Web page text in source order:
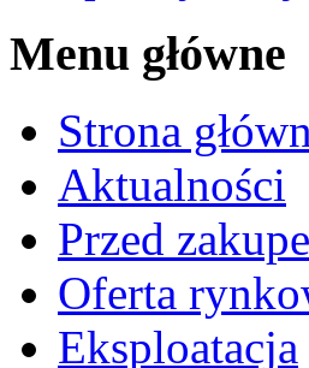
Menu główne
Strona
Aktualności
Przed
Oferta
Eksploatacja